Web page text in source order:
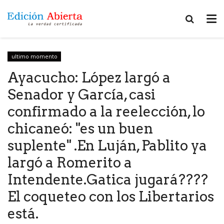
ultimo momento
Ayacucho: López largó a
Senador y García, casi
confirmado a la reelección, lo
chicaneó: "es un buen
suplente" .En Luján, Pablito ya
largó a Romerito a
Intendente.Gatica jugará????
El coqueteo con los Libertarios
está.